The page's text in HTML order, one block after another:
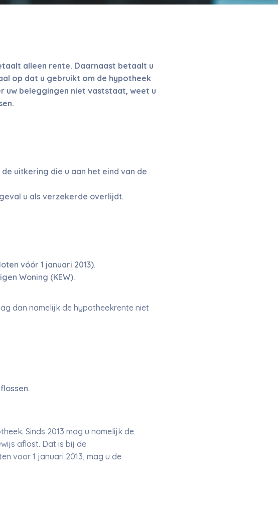
alleen rente. Daarnaast betaalt u
op dat u gebruikt om de hypotheek
uw beleggingen niet vaststaat, weet u
uitkering die u aan het eind van de
u als verzekerde overlijdt.
vóór 1 januari 2013).
Woning (KEW).
dan namelijk de hypotheekrente niet
Sinds 2013 mag u namelijk de
aflost. Dat is bij de
voor 1 januari 2013, mag u de